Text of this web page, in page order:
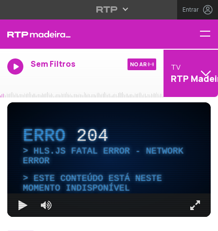
Entrar
Sem Filtros NO AR TV
RTP
ERRO204
HLS.JS FATAL ERROR - NETWORK
ERROR
ESTE CONTEÚDO ESTÁ NESTE
MOMENTO INDISPONÍVEL